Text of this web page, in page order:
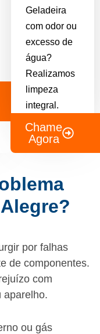
Geladeira
com odor ou
excesso de
água?
Realizamos
limpeza
integral.
Chame
Agora
por falhas
de componentes.
com
aparelho.
ou gás